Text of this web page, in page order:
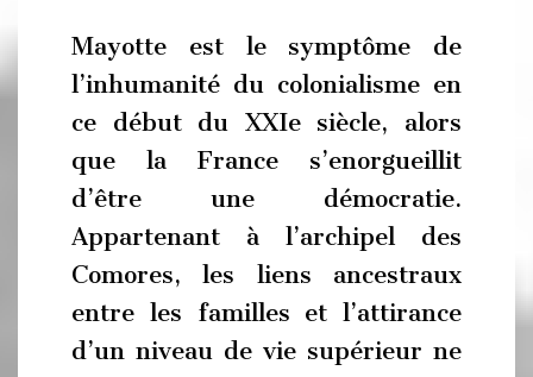
Mayotte est le symptôme de
l’inhumanité du colonialisme en
ce début du XXIe siècle, alors
que la France s’enorgueillit
d’être une démocratie.
Appartenant à l’archipel des
Comores, les liens ancestraux
entre les familles et l’attirance
d’un niveau de vie supérieur ne